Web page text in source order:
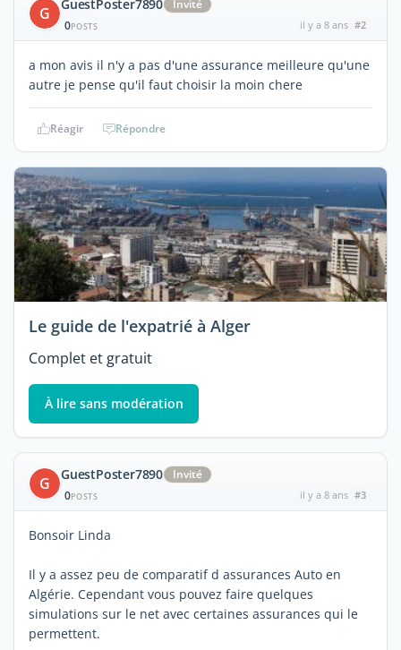
G GuestPoster7890
Invité
0POSTS il y a 8 ans #2
a mon avis il n'y a pas d'une assurance meilleure qu'une
autre je pense qu'il faut choisir la moin chere
Réagir Répondre
Le guide de l'expatrié à Alger
Complet et gratuit
À lire sans modération
G GuestPoster7890
Invité
0POSTS il y a 8 ans #3
Bonsoir Linda
Il y a assez peu de comparatif d assurances Auto en
Algérie. Cependant vous pouvez faire quelques
simulations sur le net avec certaines assurances qui le
permettent.